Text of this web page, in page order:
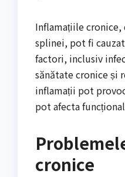
Inflamațiile cronice,
splinei, pot fi
factori, inclusiv
sănătate cronice și
inflamații pot
pot afecta
cronice